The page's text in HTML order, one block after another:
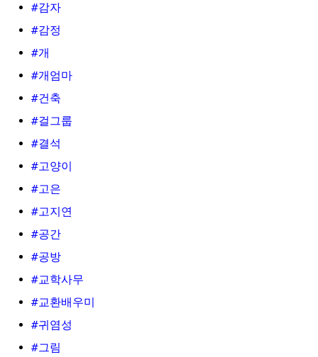
#감자
#감정
#개
#개엄마
#건축
#걸그룹
#결석
#고양이
#고은
#고지연
#공간
#공방
#교학사무
#교환배우미
#귀염성
#그림